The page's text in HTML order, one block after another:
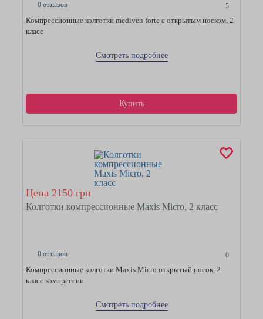
0 отзывов 5
Компрессионные колготки mediven forte с открытым носком, 2
класс
Смотреть подробнее
Купить
Цена 2150 грн
Колготки компрессионные Maxis Micro, 2 класс
0 отзывов 0
Компрессионные колготки Maxis Micro открытый носок, 2
класс компрессии
Смотреть подробнее